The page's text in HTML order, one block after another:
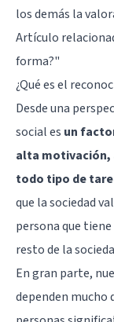
los demás la
Artículo
forma?"
¿Qué es el
Desde una
social es un
alta motivación,
todo tipo de
que la sociedad
persona que
resto de la
En gran parte,
dependen mucho